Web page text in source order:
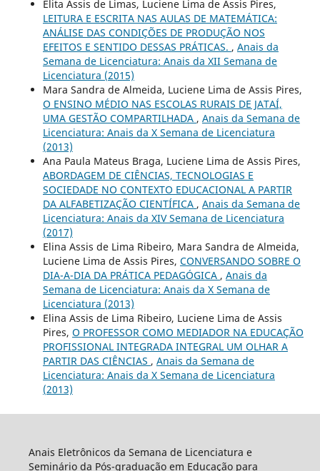
Elita Assis de Limas, Luciene Lima de Assis Pires,
LEITURA E ESCRITA NAS AULAS DE MATEMÁTICA:
ANÁLISE DAS CONDIÇÕES DE PRODUÇÃO NOS
EFEITOS E SENTIDO DESSAS PRÁTICAS. , Anais da
Semana de Licenciatura: Anais da XII Semana de
Licenciatura (2015)
Mara Sandra de Almeida, Luciene Lima de Assis Pires,
O ENSINO MÉDIO NAS ESCOLAS RURAIS DE JATAÍ,
UMA GESTÃO COMPARTILHADA , Anais da Semana de
Licenciatura: Anais da X Semana de Licenciatura
(2013)
Ana Paula Mateus Braga, Luciene Lima de Assis Pires,
ABORDAGEM DE CIÊNCIAS, TECNOLOGIAS E
SOCIEDADE NO CONTEXTO EDUCACIONAL A PARTIR
DA ALFABETIZAÇÃO CIENTÍFICA , Anais da Semana de
Licenciatura: Anais da XIV Semana de Licenciatura
(2017)
Elina Assis de Lima Ribeiro, Mara Sandra de Almeida,
Luciene Lima de Assis Pires, CONVERSANDO SOBRE O
DIA-A-DIA DA PRÁTICA PEDAGÓGICA , Anais da
Semana de Licenciatura: Anais da X Semana de
Licenciatura (2013)
Elina Assis de Lima Ribeiro, Luciene Lima de Assis
Pires, O PROFESSOR COMO MEDIADOR NA EDUCAÇÃO
PROFISSIONAL INTEGRADA INTEGRAL UM OLHAR A
PARTIR DAS CIÊNCIAS , Anais da Semana de
Licenciatura: Anais da X Semana de Licenciatura
(2013)
Anais Eletrônicos da Semana de Licenciatura e
Seminário da Pós-graduação em Educação para